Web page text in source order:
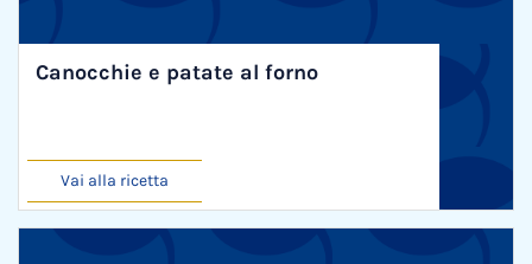
Canocchie e patate al forno
Vai alla ricetta